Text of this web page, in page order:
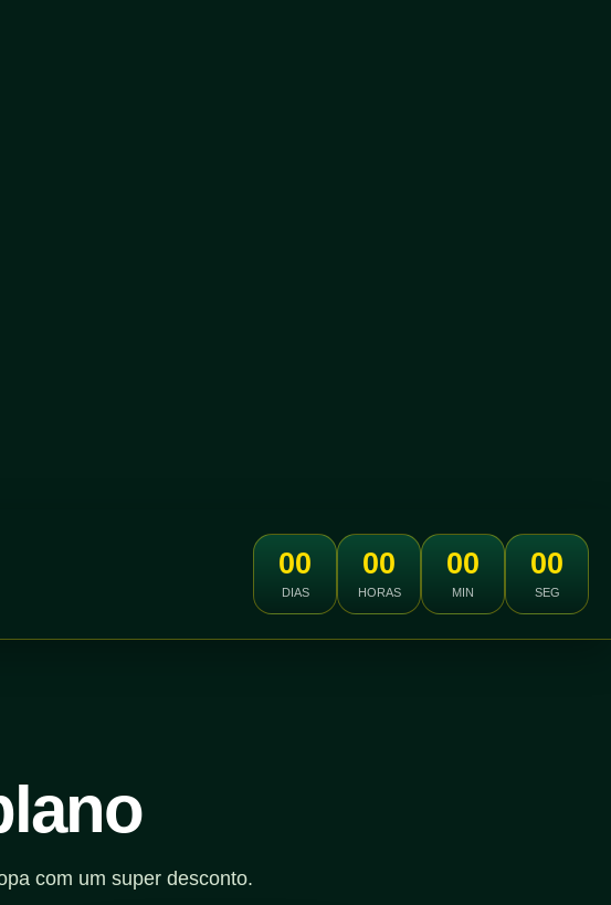
00
DIAS
00
HORAS
00
MIN
00
SEG
com um super desconto.